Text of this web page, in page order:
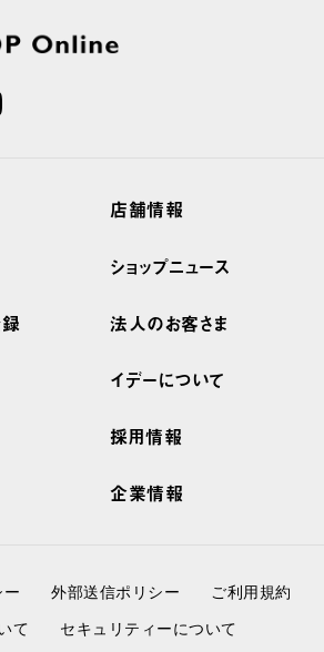
店舗情報
ショップニュース
法人のお客さま
イデーについて
採用情報
企業情報
外部送信ポリシー
ご利用規約
て
セキュリティーについて